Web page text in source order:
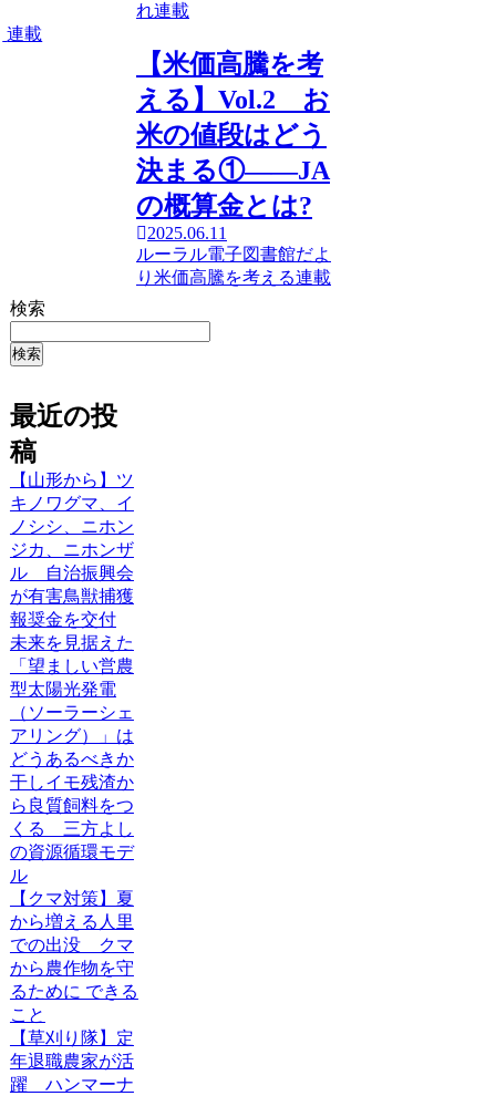
れ連載
連載
【米価高騰を考
える】Vol.2 お
米の値段はどう
決まる①――JA
の概算金とは?
2025.06.11
ルーラル電子図書館だよ
り 米価高騰を考える連載
検索
検索
最近の投
稿
【山形から】ツ
キノワグマ、イ
ノシシ、ニホン
ジカ、ニホンザ
ル 自治振興会
が有害鳥獣捕獲
報奨金を交付
未来を見据えた
「望ましい営農
型太陽光発電
（ソーラーシェ
アリング）」は
どうあるべきか
干しイモ残渣か
ら良質飼料をつ
くる 三方よし
の資源循環モデ
ル
【クマ対策】夏
から増える人里
での出没 クマ
から農作物を守
るために できる
こと
【草刈り隊】定
年退職農家が活
躍 ハンマーナ